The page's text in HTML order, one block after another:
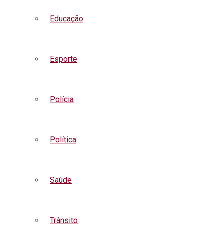
Educação
Esporte
Polícia
Política
Saúde
Trânsito